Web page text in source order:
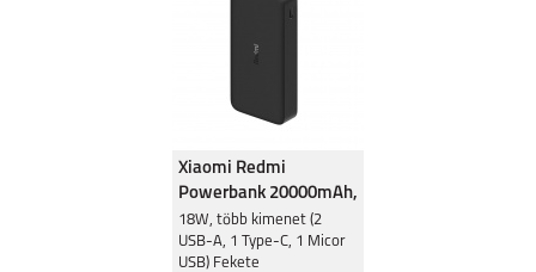
Xiaomi Redmi
Powerbank 20000mAh,
18W, Fekete
18W, több kimenet (2
USB-A, 1 Type-C, 1 Micor
USB) Fekete